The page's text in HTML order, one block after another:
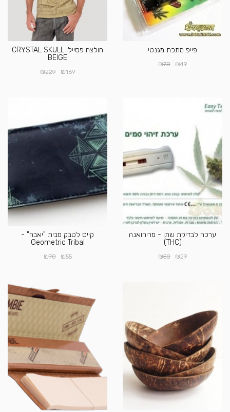
פייפ מתכת מגנטי
₪49
₪70
חולצה פסיילו CRYSTAL SKULL
BEIGE
₪169
₪229
ערכה לבדיקת שתן - מריחואנה
(THC)
₪29
₪50
קייס לטבק מבית "יאבה" -
Geometric Tribal
₪55
₪70